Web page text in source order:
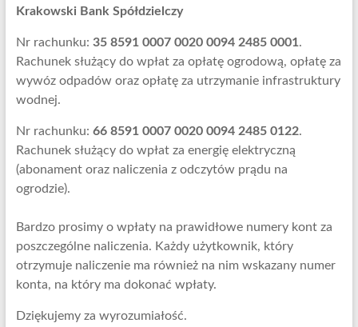
Krakowski Bank Spółdzielczy
Nr rachunku: 35 8591 0007 0020 0094 2485 0001.
Rachunek służący do wpłat za opłatę ogrodową, opłatę za
wywóz odpadów oraz opłatę za utrzymanie infrastruktury
wodnej.
Nr rachunku: 66 8591 0007 0020 0094 2485 0122.
Rachunek służący do wpłat za energię elektryczną
(abonament oraz naliczenia z odczytów prądu na
ogrodzie).
Bardzo prosimy o wpłaty na prawidłowe numery kont za
poszczególne naliczenia. Każdy użytkownik, który
otrzymuje naliczenie ma również na nim wskazany numer
konta, na który ma dokonać wpłaty.
Dziękujemy za wyrozumiałość.